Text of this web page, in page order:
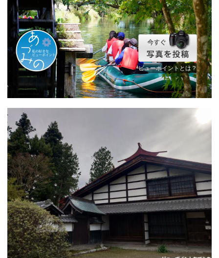
ビューポイントとは？